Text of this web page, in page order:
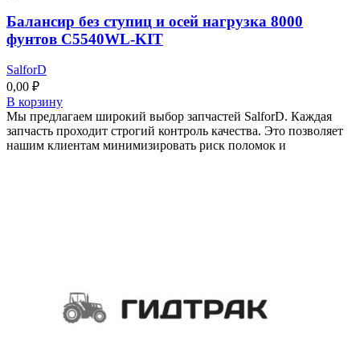
Балансир без ступиц и осей нагрузка 8000
фунтов C5540WL-KIT
SalforD
0,00 ₽
В корзину
Мы предлагаем широкий выбор запчастей SalforD. Каждая
запчасть проходит строгий контроль качества. Это позволяет
нашим клиентам минимизировать риск поломок и